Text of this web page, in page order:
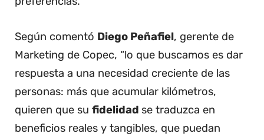
Según comentó Diego Peñafiel, gerente de
Marketing de Copec, “lo que buscamos es dar
respuesta a una necesidad creciente de las
personas: más que acumular kilómetros,
quieren que su fidelidad se traduzca en
beneficios reales y tangibles, que puedan